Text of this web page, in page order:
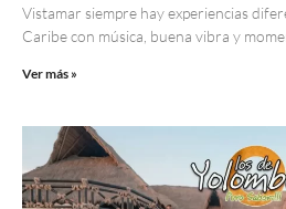
Vistamar siempre hay experiencias
Caribe con música, buena vibra y
Ver más »